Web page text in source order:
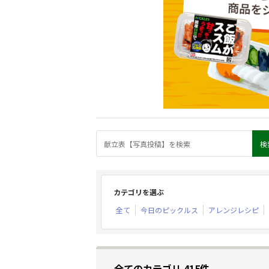
カテゴリを選ぶ
全て
今日のピックルス アレンジレシピ